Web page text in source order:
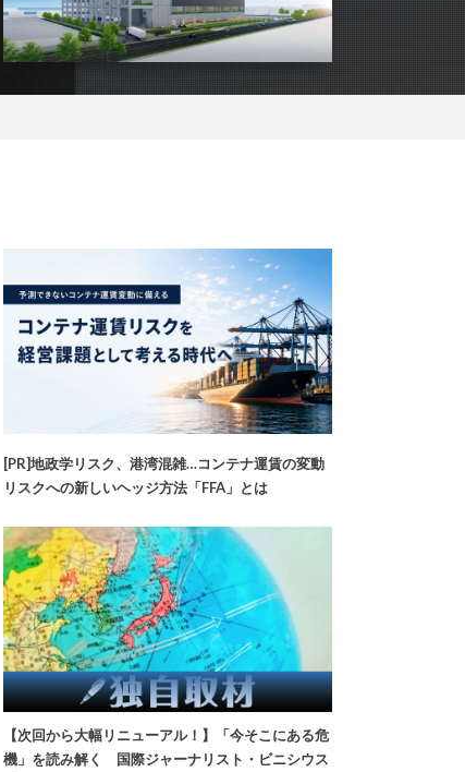
[PR]地政学リスク、港湾混雑…コンテナ運賃の変動
リスクへの新しいヘッジ方法「FFA」とは
【次回から大幅リニューアル！】「今そこにある危
機」を読み解く 国際ジャーナリスト・ビニシウス